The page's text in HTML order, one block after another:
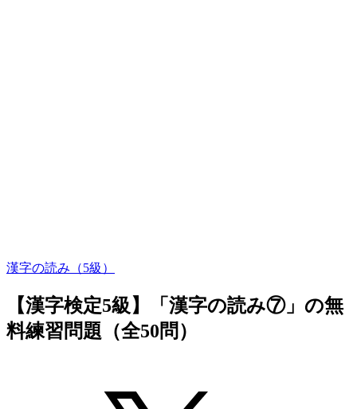
漢字の読み（5級）
【漢字検定5級】「漢字の読み⑦」の無
料練習問題（全50問）